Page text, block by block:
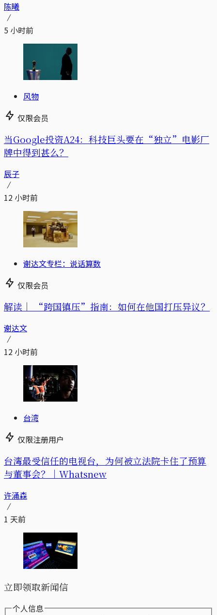
陈曦
5 小时前
风物
仅限会员
当Google投资A24：科技巨头要在“独立”电影厂
牌中得到甚么？
辰子
12 小时前
谢达文专栏：说话算数
仅限会员
解读｜ “跨国镇压”指南：如何在他国打压异议？
谢达文
12 小时前
台湾
仅限注册用户
台湾最受信任的电视台，为何被立法院卡住了预算
与董事会？｜Whatsnew
许涌森
1 天前
立即领取新闻信
个人信息